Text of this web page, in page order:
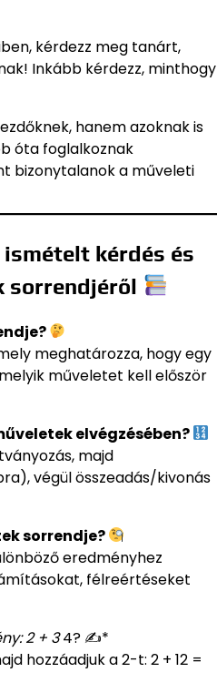
kérdezz meg tanárt,
Inkább kérdezz, minthogy
hanem azoknak is
óta foglalkoznak
bizonytalanok a műveleti
ismételt kérdés és
sorrendjéről
meghatározza, hogy egy
műveletet kell először
elvégzésében?
majd
végül összeadás/kivonás
sorrendje?
eredményhez
félreértéseket
2 + 34? ✍️*
hozzáadjuk a 2-t: 2 + 12 =